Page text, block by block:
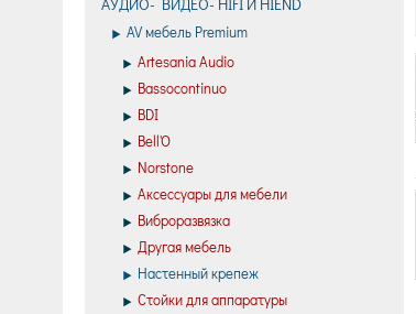
AV мебель Premium
Artesania Audio
Bassocontinuo
BDI
Bell'O
Norstone
Аксессуары для мебели
Виброразвязка
Другая мебель
Настенный крепеж
Стойки для аппаратуры